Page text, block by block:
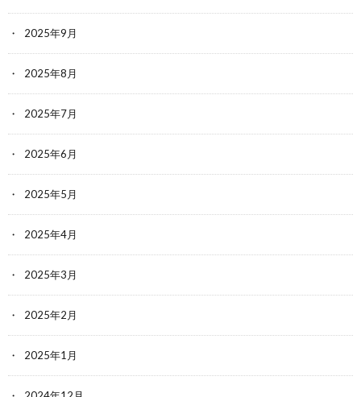
2025年9月
2025年8月
2025年7月
2025年6月
2025年5月
2025年4月
2025年3月
2025年2月
2025年1月